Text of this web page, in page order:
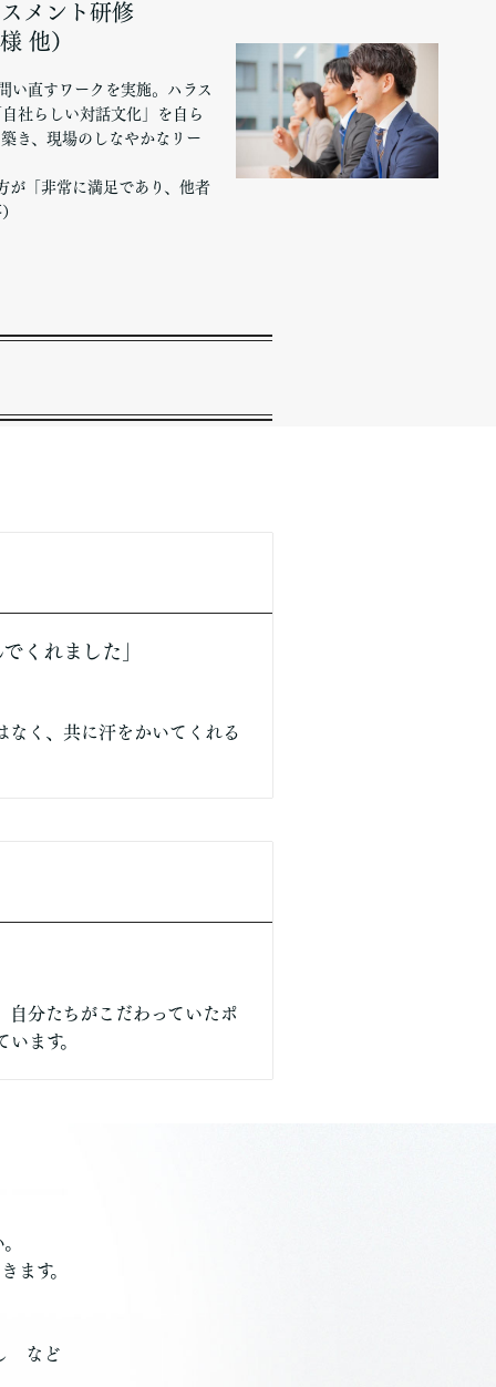
メント研修
他）
い直すワークを実施。ハラス
社らしい対話文化」を自ら
き、現場のしなやかなリー
が「非常に満足であり、他者
くれました」
なく、共に汗をかいてくれる
自分たちがこだわっていたポ
ます。
ます。
など